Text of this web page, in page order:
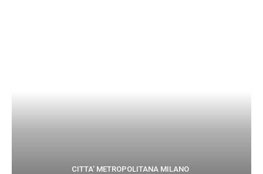
CITTA' METROPOLITANA MILANO